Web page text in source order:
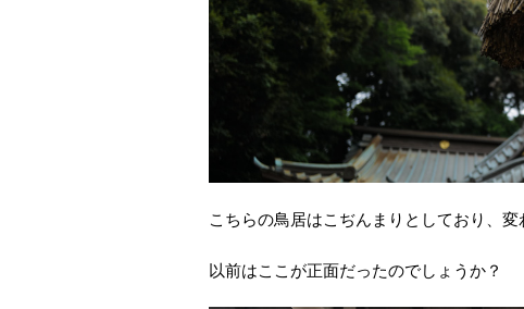
こちらの鳥居はこぢんまりとしており、
以前はここが正面だったのでしょうか？